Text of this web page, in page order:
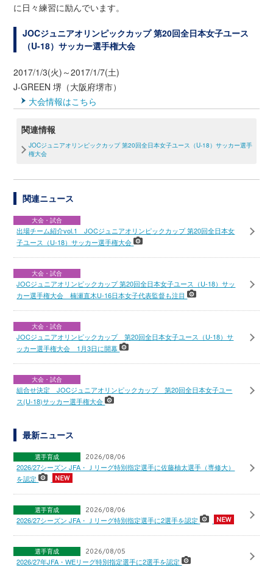
に日々練習に励んでいます。
JOCジュニアオリンピックカップ 第20回全日本女子ユース
（U-18）サッカー選手権大会
2017/1/3(火)～2017/1/7(土)
J-GREEN 堺（大阪府堺市）
大会情報はこちら
関連情報
JOCジュニアオリンピックカップ 第20回全日本女子ユース（U-18）サッカー選手
権大会
関連ニュース
大会・試合
出場チーム紹介vol.1 JOCジュニアオリンピックカップ 第20回全日本女
子ユース（U-18）サッカー選手権大会
大会・試合
JOCジュニアオリンピックカップ 第20回全日本女子ユース（U-18）サッ
カー選手権大会 楠瀬直木U-16日本女子代表監督も注目
大会・試合
JOCジュニアオリンピックカップ 第20回全日本女子ユース（U-18）サ
ッカー選手権大会 1月3日に開幕
大会・試合
組合せ決定 JOCジュニアオリンピックカップ 第20回全日本女子ユー
ス(U-18)サッカー選手権大会
最新ニュース
選手育成 2026/08/06
2026/27シーズン JFA・Ｊリーグ特別指定選手に佐藤柚太選手（専修大）
を認定
選手育成 2026/08/06
2026/27シーズン JFA・Ｊリーグ特別指定選手に2選手を認定
選手育成 2026/08/05
2026/27年JFA・WEリーグ特別指定選手に2選手を認定